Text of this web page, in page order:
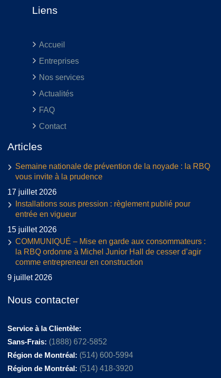
Liens
Accueil
Entreprises
Nos services
Actualités
FAQ
Contact
Articles
Semaine nationale de prévention de la noyade : la RBQ
vous invite à la prudence
17 juillet 2026
Installations sous pression : règlement publié pour
entrée en vigueur
15 juillet 2026
COMMUNIQUÉ – Mise en garde aux consommateurs :
la RBQ ordonne à Michel Junior Hall de cesser d’agir
comme entrepreneur en construction
9 juillet 2026
Nous contacter
Service à la Clientèle:
Sans-Frais: (1888) 672-5852
Région de Montréal: (514) 600-5994
Région de Montréal: (514) 418-3920